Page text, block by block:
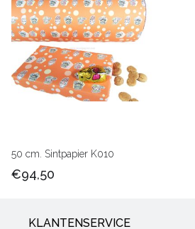
50 cm. Sintpapier K010
€94,50
KLANTENSERVICE